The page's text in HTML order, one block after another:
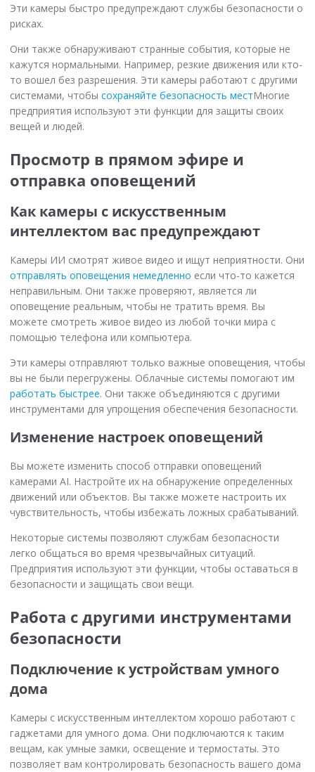
Эти камеры быстро предупреждают службы безопасности о
рисках.
Они также обнаруживают странные события, которые не
кажутся нормальными. Например, резкие движения или кто-
то вошел без разрешения. Эти камеры работают с другими
системами, чтобы сохраняйте безопасность местМногие
предприятия используют эти функции для защиты своих
вещей и людей.
Просмотр в прямом эфире и
отправка оповещений
Как камеры с искусственным
интеллектом вас предупреждают
Камеры ИИ смотрят живое видео и ищут неприятности. Они
отправлять оповещения немедленно если что-то кажется
неправильным. Они также проверяют, является ли
оповещение реальным, чтобы не тратить время. Вы
можете смотреть живое видео из любой точки мира с
помощью телефона или компьютера.
Эти камеры отправляют только важные оповещения, чтобы
вы не были перегружены. Облачные системы помогают им
работать быстрее. Они также объединяются с другими
инструментами для упрощения обеспечения безопасности.
Изменение настроек оповещений
Вы можете изменить способ отправки оповещений
камерами AI. Настройте их на обнаружение определенных
движений или объектов. Вы также можете настроить их
чувствительность, чтобы избежать ложных срабатываний.
Некоторые системы позволяют службам безопасности
легко общаться во время чрезвычайных ситуаций.
Предприятия используют эти функции, чтобы оставаться в
безопасности и защищать свои вещи.
Работа с другими инструментами
безопасности
Подключение к устройствам умного
дома
Камеры с искусственным интеллектом хорошо работают с
гаджетами для умного дома. Они подключаются к таким
вещам, как умные замки, освещение и термостаты. Это
позволяет вам контролировать безопасность вашего дома